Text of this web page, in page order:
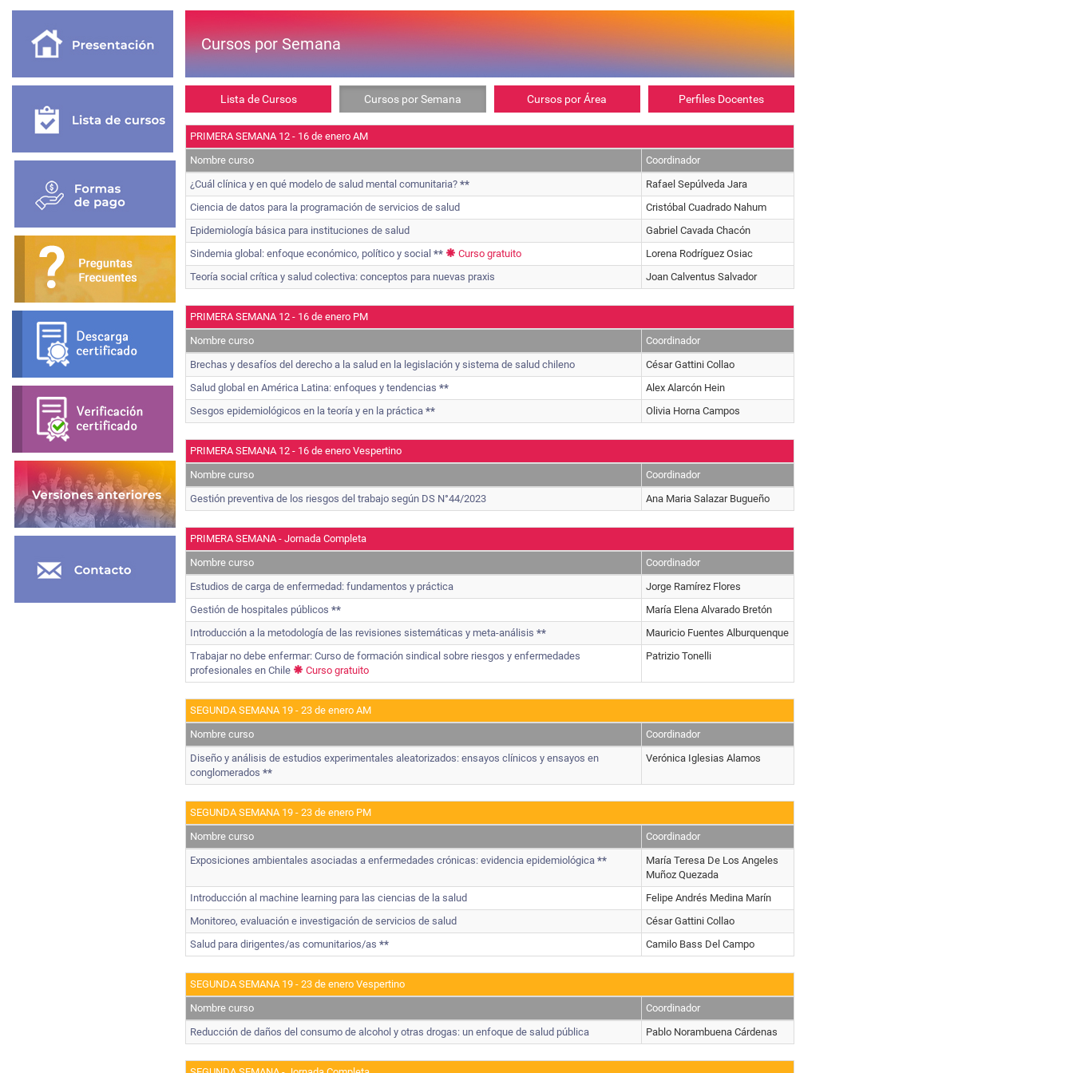
Cursos por Semana
Lista de Cursos Cursos por Semana Cursos por Área Perfiles Docentes
PRIMERA SEMANA 12 - 16 de enero AM
Nombre curso
Coordinador
¿Cuál clínica y en qué modelo de salud mental comunitaria? **
Rafael Sepúlveda Jara
Ciencia de datos para la programación de servicios de salud
Cristóbal Cuadrado Nahum
Epidemiología básica para instituciones de salud
Gabriel Cavada Chacón
Sindemia global: enfoque económico, político y social ** Curso gratuito
Lorena Rodríguez Osiac
Teoría social crítica y salud colectiva: conceptos para nuevas praxis
Joan Calventus Salvador
PRIMERA SEMANA 12 - 16 de enero PM
Nombre curso
Coordinador
Brechas y desafíos del derecho a la salud en la legislación y sistema de salud chileno
César Gattini Collao
Salud global en América Latina: enfoques y tendencias **
Alex Alarcón Hein
Sesgos epidemiológicos en la teoría y en la práctica ** Olivia Horna Campos
PRIMERA SEMANA 12 - 16 de enero Vespertino
Nombre curso
Coordinador
Gestión preventiva de los riesgos del trabajo según DS N°44/2023
Ana Maria Salazar Bugueño
PRIMERA SEMANA - Jornada Completa
Nombre curso
Coordinador
Estudios de carga de enfermedad: fundamentos y práctica
Jorge Ramírez Flores
Gestión de hospitales públicos **
María Elena Alvarado Bretón
Introducción a la metodología de las revisiones sistemáticas y meta-análisis **
Mauricio Fuentes Alburquenque
Trabajar no debe enfermar: Curso de formación sindical sobre riesgos y enfermedades
profesionales en Chile
Curso gratuito
Patrizio Tonelli
SEGUNDA SEMANA 19 - 23 de enero AM
Nombre curso
Coordinador
Diseño y análisis de estudios experimentales aleatorizados: ensayos clínicos y ensayos en
conglomerados **
Verónica Iglesias Alamos
SEGUNDA SEMANA 19 - 23 de enero PM
Nombre curso
Coordinador
Exposiciones ambientales asociadas a enfermedades crónicas: evidencia epidemiológica **
María Teresa De Los Angeles
Muñoz Quezada
Introducción al machine learning para las ciencias de la salud
Felipe Andrés Medina Marín
Monitoreo, evaluación e investigación de servicios de salud
César Gattini Collao
Salud para dirigentes/as comunitarios/as ** Camilo Bass Del Campo
SEGUNDA SEMANA 19 - 23 de enero Vespertino
Nombre curso
Coordinador
Reducción de daños del consumo de alcohol y otras drogas: un enfoque de salud pública
Pablo Norambuena Cárdenas